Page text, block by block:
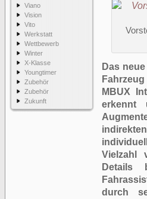
Viano
Vision
Vito
Werkstatt
Wettbewerb
Winter
X-Klasse
Youngtimer
Zubehör
Zubehör
Zukunft
Das
MBUX
erkennt
Vielzahl
Details
durch